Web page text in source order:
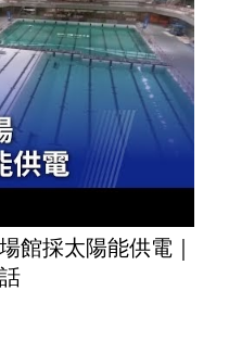
館採太陽能供電｜